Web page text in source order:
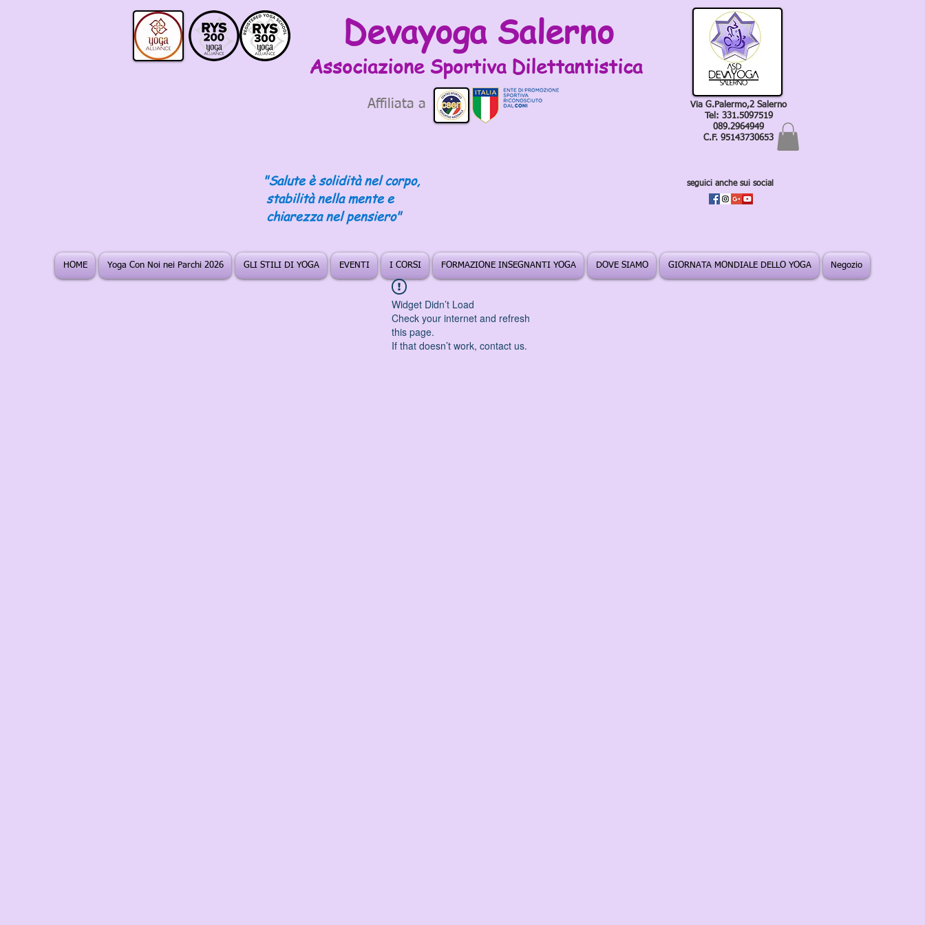
Devayoga Salerno
Associazione Sportiva Dilettantistica
Affiliata a
"Salute è solidità nel corpo,
stabilità nella mente e
chiarezza nel pensiero"
Via G.Palermo,2 Salerno
Tel: 331.5097519
089.2964949
C.F. 95143730653
seguici anche sui social
HOME Yoga Con Noi nei Parchi 2026 GLI STILI DI YOGA EVENTI I CORSI FORMAZIONE INSEGNANTI YOGA DOVE SIAMO GIORNATA MONDIALE DELLO YOGA Negozio
Widget Didn’t Load
Check your internet and refresh
this page.
If that doesn’t work, contact us.